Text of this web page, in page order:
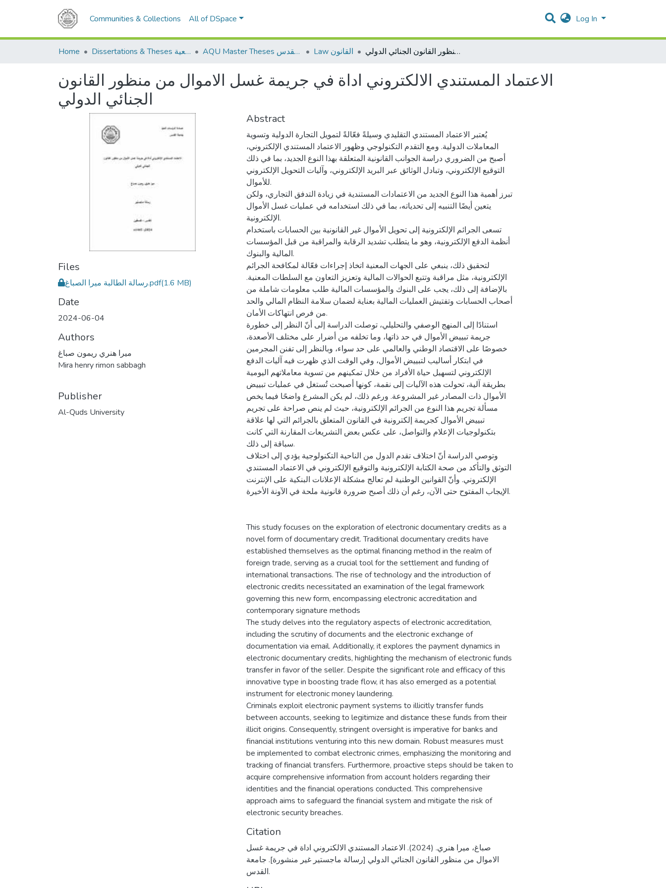
Communities & Collections All of DSpace Log In
Home Dissertations & Theses الرسائل الجامعية AQU Master Theses الرسائل الجامعية الخاصة بجامعة القدس Law القانون الاعتماد المستندي الالكتروني اداة في جريمة غسل الاموال من منظور القانون الجنائي الدولي
الاعتماد المستندي الالكتروني اداة في جريمة غسل الاموال من منظور القانون
الجنائي الدولي
Files
رسالة الطالبة ميرا الصباغ.pdf(1.6 MB)
Date
2024-06-04
Authors
ميرا هنري ريمون صباغ
Mira henry rimon sabbagh
Publisher
Al-Quds University
Abstract
يُعتبر الاعتماد المستندي التقليدي وسيلةً فعّالةً لتمويل التجارة الدولية وتسوية
المعاملات الدولية. ومع التقدم التكنولوجي وظهور الاعتماد المستندي الإلكتروني،
أصبح من الضروري دراسة الجوانب القانونية المتعلقة بهذا النوع الجديد، بما في ذلك
التوقيع الإلكتروني، وتبادل الوثائق عبر البريد الإلكتروني، وآليات التحويل الإلكتروني
للأموال.
تبرز أهمية هذا النوع الجديد من الاعتمادات المستندية في زيادة التدفق التجاري، ولكن
يتعين أيضًا التنبيه إلى تحدياته، بما في ذلك استخدامه في عمليات غسل الأموال
الإلكترونية.
تسعى الجرائم الإلكترونية إلى تحويل الأموال غير القانونية بين الحسابات باستخدام
أنظمة الدفع الإلكترونية، وهو ما يتطلب تشديد الرقابة والمراقبة من قبل المؤسسات
المالية والبنوك.
لتحقيق ذلك، ينبغي على الجهات المعنية اتخاذ إجراءات فعّالة لمكافحة الجرائم
الإلكترونية، مثل مراقبة وتتبع الحوالات المالية وتعزيز التعاون مع السلطات المعنية.
بالإضافة إلى ذلك، يجب على البنوك والمؤسسات المالية طلب معلومات شاملة من
أصحاب الحسابات وتفتيش العمليات المالية بعناية لضمان سلامة النظام المالي والحد
من فرص انتهاكات الأمان.
استنادًا إلى المنهج الوصفي والتحليلي، توصلت الدراسة إلى أنّ النظر إلى خطورة
جريمة تبييض الأموال في حد ذاتها، وما تخلفه من أضرار على مختلف الأصعدة،
خصوصًا على الاقتصاد الوطني والعالمي على حد سواء، وبالنظر إلى تفنن المجرمين
في ابتكار أساليب لتبييض الأموال، وفي الوقت الذي ظهرت فيه آليات الدفع
الإلكتروني لتسهيل حياة الأفراد من خلال تمكينهم من تسوية معاملاتهم اليومية
بطريقة آلية، تحولت هذه الآليات إلى نقمة، كونها أصبحت تُستغل في عمليات تبييض
الأموال ذات المصادر غير المشروعة. ورغم ذلك، لم يكن المشرع واضحًا فيما يخص
مسألة تجريم هذا النوع من الجرائم الإلكترونية، حيث لم ينص صراحة على تجريم
تبييض الأموال كجريمة إلكترونية في القانون المتعلق بالجرائم التي لها علاقة
بتكنولوجيات الإعلام والتواصل، على عكس بعض التشريعات المقارنة التي كانت
سباقة إلى ذلك.
وتوصي الدراسة أنّ اختلاف تقدم الدول من الناحية التكنولوجية يؤدي إلى اختلاف
التوثق والتأكد من صحة الكتابة الإلكترونية والتوقيع الإلكتروني في الاعتماد المستندي
الإلكتروني. وأنّ القوانين الوطنية لم تعالج مشكلة الإعلانات البنكية على الإنترنت
الإيجاب المفتوح حتى الآن، رغم أن ذلك أصبح ضرورة قانونية ملحة في الآونة الأخيرة.
This study focuses on the exploration of electronic documentary credits as a
novel form of documentary credit. Traditional documentary credits have
established themselves as the optimal financing method in the realm of
foreign trade, serving as a crucial tool for the settlement and funding of
international transactions. The rise of technology and the introduction of
electronic credits necessitated an examination of the legal framework
governing this new form, encompassing electronic accreditation and
contemporary signature methods
The study delves into the regulatory aspects of electronic accreditation,
including the scrutiny of documents and the electronic exchange of
documentation via email. Additionally, it explores the payment dynamics in
electronic documentary credits, highlighting the mechanism of electronic funds
transfer in favor of the seller. Despite the significant role and efficacy of this
innovative type in boosting trade flow, it has also emerged as a potential
instrument for electronic money laundering.
Criminals exploit electronic payment systems to illicitly transfer funds
between accounts, seeking to legitimize and distance these funds from their
illicit origins. Consequently, stringent oversight is imperative for banks and
financial institutions venturing into this new domain. Robust measures must
be implemented to combat electronic crimes, emphasizing the monitoring and
tracking of financial transfers. Furthermore, proactive steps should be taken to
acquire comprehensive information from account holders regarding their
identities and the financial operations conducted. This comprehensive
approach aims to safeguard the financial system and mitigate the risk of
electronic security breaches.
Citation
صباغ، ميرا هنري. (2024). الاعتماد المستندي الالكتروني اداة في جريمة غسل
الاموال من منظور القانون الجنائي الدولي [رسالة ماجستير غير منشورة]. جامعة
القدس.